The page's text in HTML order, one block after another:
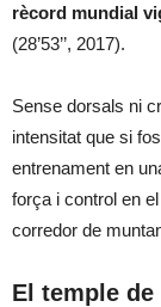
rècord mundial
(28’53’’, 2017).
Sense dorsals ni
intensitat que si
entrenament en
força i control en
corredor de
El temple